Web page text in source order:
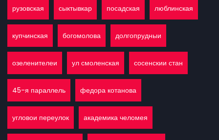
рузовская сыктывкар посадская люблинская
купчинская богомолова долгопрудныи
озеленителеи ул смоленская сосенскии стан
45-я параллель федора котанова
угловои переулок академика челомея